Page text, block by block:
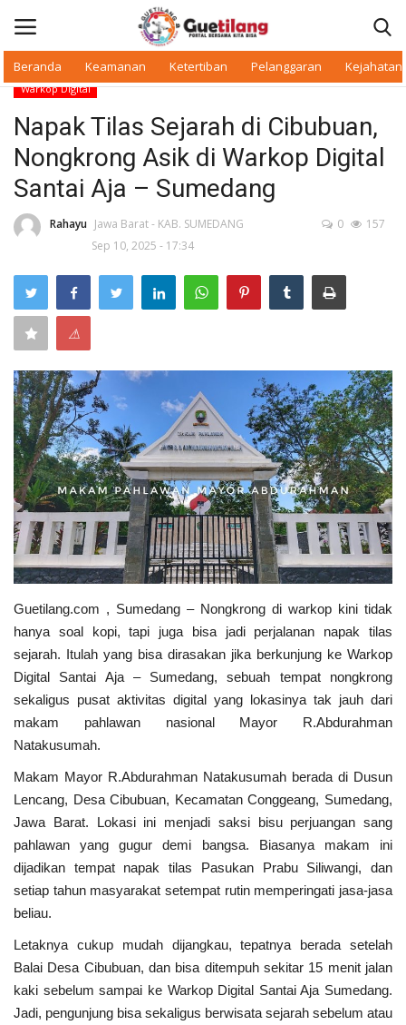
Beranda Keamanan Ketertiban Pelanggaran Kejahatan
Beranda
Makan Bergizi
Warkop Digital
Pelanggaran
Ketertiban
Keamanan
Kejahatan
Cybers Event
UMKM & Ekonomi Kreatif
Pekerja Migran Indonesia
Ekonomi
Pendidikan
Olahraga
Kesehatan
Layanan Publik
Perempuan/Anak
Warkop Digital
Napak Tilas Sejarah di Cibubuan,
Nongkrong Asik di Warkop Digital
Santai Aja – Sumedang
Rahayu Jawa Barat - KAB. SUMEDANG
Sep 10, 2025 - 17:34
0 157
⚠
Guetilang.com , Sumedang – Nongkrong di warkop kini tidak
hanya soal kopi, tapi juga bisa jadi perjalanan napak tilas
sejarah. Itulah yang bisa dirasakan jika berkunjung ke Warkop
Digital Santai Aja – Sumedang, sebuah tempat nongkrong
sekaligus pusat aktivitas digital yang lokasinya tak jauh dari
makam pahlawan nasional Mayor R.Abdurahman
Natakusumah.
Makam Mayor R.Abdurahman Natakusumah berada di Dusun
Lencang, Desa Cibubuan, Kecamatan Conggeang, Sumedang,
Jawa Barat. Lokasi ini menjadi saksi bisu perjuangan sang
pahlawan yang gugur demi bangsa. Biasanya makam ini
dijadikan tempat napak tilas Pasukan Prabu Siliwangi, dan
setiap tahun masyarakat setempat rutin memperingati jasa-jasa
beliau.
Letaknya cukup mudah dijangkau, tepatnya berada setelah
Balai Desa Cibubuan, dan bisa ditempuh sekitar 15 menit jalan
kaki sebelum sampai ke Warkop Digital Santai Aja Sumedang.
Jadi, pengunjung bisa sekaligus berwisata sejarah sebelum atau